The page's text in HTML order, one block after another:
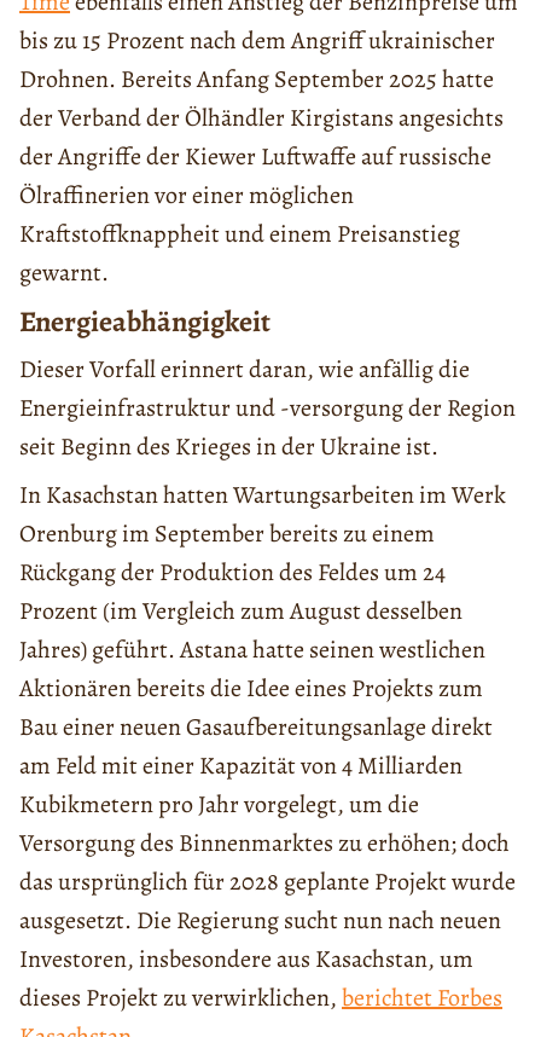
bis zu 15 Prozent nach dem Angriff ukrainischer
Drohnen. Bereits Anfang September 2025 hatte
der Verband der Ölhändler Kirgistans angesichts
der Angriffe der Kiewer Luftwaffe auf russische
Ölraffinerien vor einer möglichen
Kraftstoffknappheit und einem Preisanstieg
gewarnt.
Energieabhängigkeit
Dieser Vorfall erinnert daran, wie anfällig die
Energieinfrastruktur und -versorgung der Region
seit Beginn des Krieges in der Ukraine ist.
In Kasachstan hatten Wartungsarbeiten im Werk
Orenburg im September bereits zu einem
Rückgang der Produktion des Feldes um 24
Prozent (im Vergleich zum August desselben
Jahres) geführt. Astana hatte seinen westlichen
Aktionären bereits die Idee eines Projekts zum
Bau einer neuen Gasaufbereitungsanlage direkt
am Feld mit einer Kapazität von 4 Milliarden
Kubikmetern pro Jahr vorgelegt, um die
Versorgung des Binnenmarktes zu erhöhen; doch
das ursprünglich für 2028 geplante Projekt wurde
ausgesetzt. Die Regierung sucht nun nach neuen
Investoren, insbesondere aus Kasachstan, um
dieses Projekt zu verwirklichen,berichtet Forbes